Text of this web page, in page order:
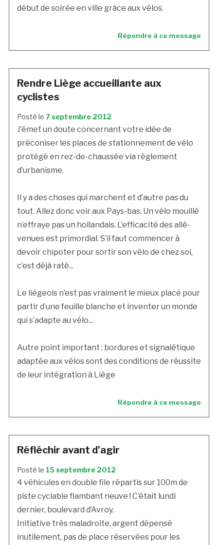
début de soirée en ville grâce aux vélos.
Répondre à ce message
Rendre Liège accueillante aux
cyclistes
Posté le 7 septembre 2012
J’émet un doute concernant votre idée de
préconiser les places de stationnement de vélo
protégé en rez-de-chaussée via règlement
d’urbanisme.
Il y a des choses qui marchent et d’autre pas du
tout. Allez donc voir aux Pays-bas. Un vélo mouillé
n’effraye pas un hollandais. L’efficacité des allé-
venues est primordial. S’il faut commencer à
devoir chipoter pour sortir son vélo de chez soi,
c’est déjà raté...
Le liégeois n’est pas vraiment le mieux placé pour
partir d’une feuille blanche et inventer un monde
qui s’adapte au vélo...
Autre point important : bordures et signalétique
adaptée aux vélos sont des conditions de réussite
de leur intégration à Liège
Répondre à ce message
Réfléchir avant d’agir
Posté le 15 septembre 2012
4 véhicules en double file répartis sur 100m de
piste cyclable flambant neuve ! C’était lundi
dernier, boulevard d’Avroy.
Initiative très maladroite, argent dépensé
inutilement, pas de place réservées pour les